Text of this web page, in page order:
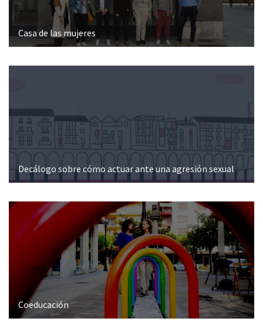
Casa de las mujeres
Decálogo sobre cómo actuar ante una agresión sexual
Coeducación